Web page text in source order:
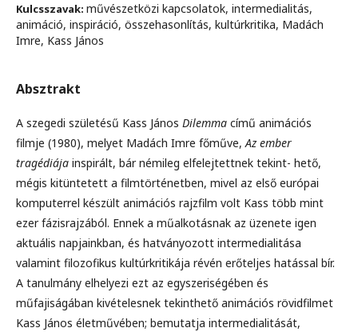
Kulcsszavak: művészetközi kapcsolatok, intermedialitás,
animáció, inspiráció, összehasonlítás, kultúrkritika, Madách
Imre, Kass János
Absztrakt
A szegedi születésű Kass János Dilemma című animációs
filmje (1980), melyet Madách Imre főműve,Az ember
tragédiája inspirált, bár némileg elfelejtettnek tekint- hető,
mégis kitüntetett a filmtörténetben, mivel az első európai
komputerrel készült animációs rajzfilm volt Kass több mint
ezer fázisrajzából. Ennek a műalkotásnak az üzenete igen
aktuális napjainkban, és hatványozott intermedialitása
valamint filozofikus kultúrkritikája révén erőteljes hatással bír.
A tanulmány elhelyezi ezt az egyszeriségében és
műfajiságában kivételesnek tekinthető animációs rövidfilmet
Kass János életművében; bemutatja intermedialitását,